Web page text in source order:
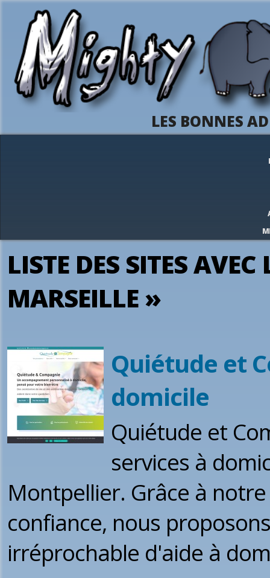
LES BONNES
LISTE DES SITES
MARSEILLE »
Quiétude et
domicile
Quiétude et
services à
Montpellier. Grâce à
confiance, nous
irréprochable d'aide à